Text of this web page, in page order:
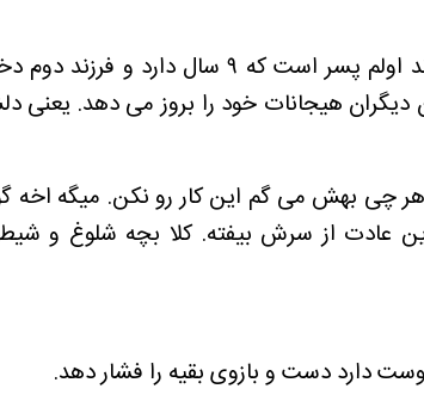
هیجانات خود را بروز می دهد. یعنی
و هر چی بهش می گم این کار رو نکن. میگه
عادت از سرش بیفته. کلا بچه شلوغ و
دارد دست و بازوی بقیه را فشار دهد.